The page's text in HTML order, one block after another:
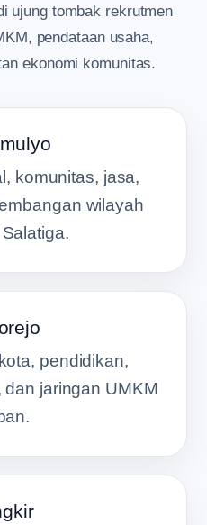
ujung tombak rekrutmen
pendataan usaha,
ekonomi komunitas.
komunitas, jasa,
wilayah
pendidikan,
jaringan UMKM